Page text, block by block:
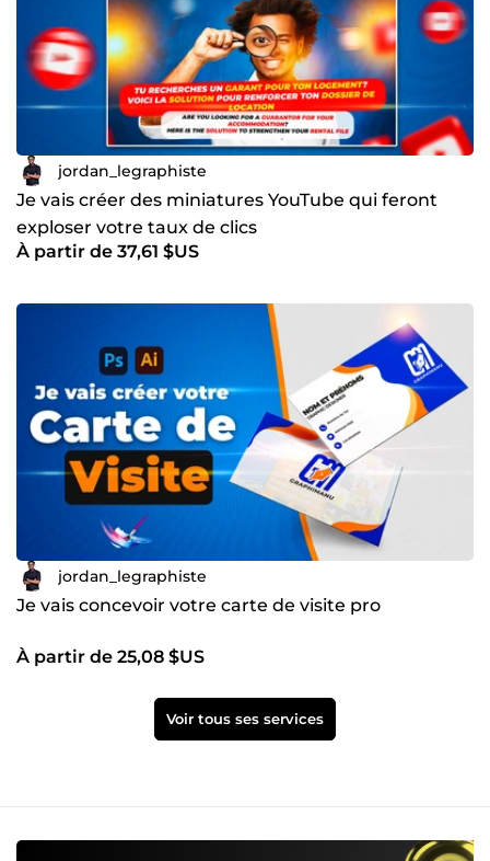
jordan_legraphiste
Je vais créer des miniatures YouTube qui feront
exploser votre taux de clics
À partir de 37,61 $US
jordan_legraphiste
Je vais concevoir votre carte de visite pro
À partir de 25,08 $US
Voir tous ses services